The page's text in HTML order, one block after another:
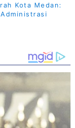
Kota Medan: